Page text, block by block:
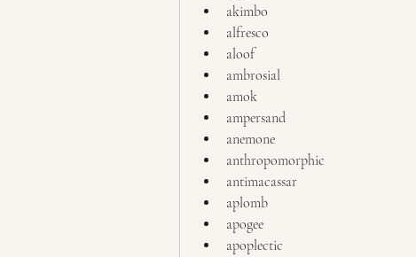
akimbo
alfresco
aloof
ambrosial
amok
ampersand
anemone
anthropomorphic
antimacassar
aplomb
apogee
apoplectic